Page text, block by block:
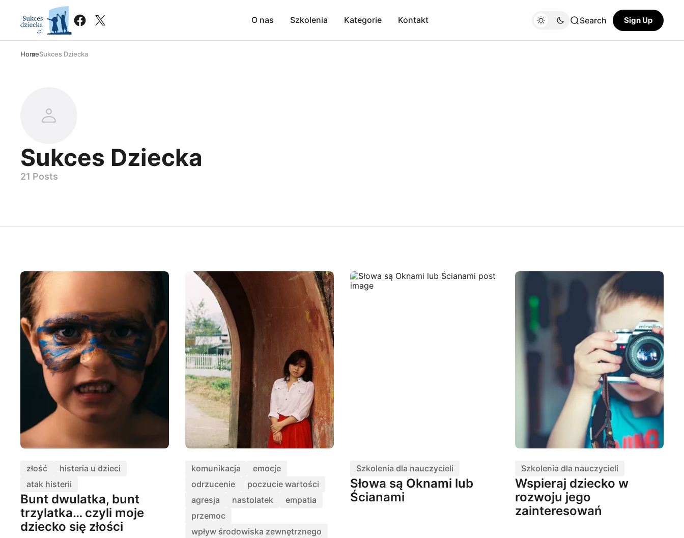
O nas Szkolenia Kategorie Kontakt Search Sign Up
HomeSukces Dziecka
Sukces Dziecka
21 Posts
złość
histeria u dzieci
atak histerii
Bunt dwulatka, bunt
trzylatka… czyli moje
dziecko się złości
komunikacja
emocje
odrzucenie
poczucie wartości
agresja
nastolatek
empatia
przemoc
wpływ środowiska zewnętrznego
Szkolenia dla nauczycieli
Słowa są Oknami lub
Ścianami
Szkolenia dla nauczycieli
Wspieraj dziecko w
rozwoju jego
zainteresowań